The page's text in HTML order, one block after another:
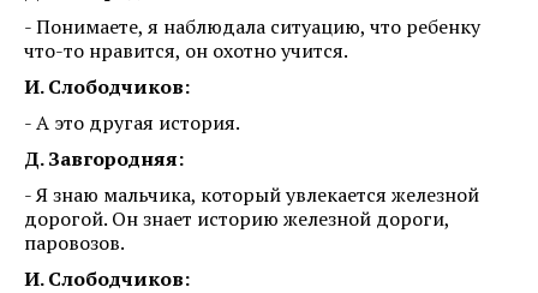
- Понимаете, я наблюдала ситуацию, что ребенку
что-то нравится, он охотно учится.
И. Слободчиков:
- А это другая история.
Д. Завгородняя:
- Я знаю мальчика, который увлекается железной
дорогой. Он знает историю железной дороги,
паровозов.
И. Слободчиков: